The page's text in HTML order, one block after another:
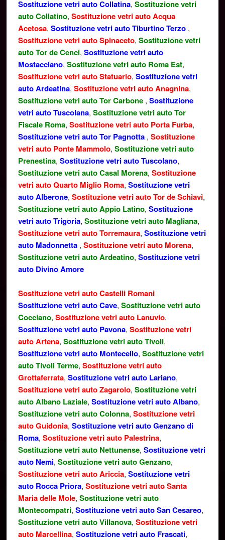
Sostituzione vetri auto Collatina, Sostituzione vetri
auto Collatino, Sostituzione vetri auto Acqua
Acetosa, Sostituzione vetri auto Tiburtino Terzo ,
Sostituzione vetri auto Spinaceto, Sostituzione vetri
auto Tor de Cenci, Sostituzione vetri auto
Mostacciano, Sostituzione vetri auto Roma Est,
Sostituzione vetri auto Statuario, Sostituzione vetri
auto Ardeatina, Sostituzione vetri auto Anagnina,
Sostituzione vetri auto Tor Carbone , Sostituzione
vetri auto Tuscolana, Sostituzione vetri auto Tor
Fiscale Roma, Sostituzione vetri auto Porta Furba,
Sostituzione vetri auto Tor Pagnotta , Sostituzione
vetri auto Ponte Mammolo, Sostituzione vetri auto
Prenestina, Sostituzione vetri auto Tuscolano,
Sostituzione vetri auto Casal Morena, Sostituzione
vetri auto Quarto Miglio Roma, Sostituzione vetri
auto Alberone, Sostituzione vetri auto Tor de Schiavi,
Sostituzione vetri auto Appio Latino, Sostituzione
vetri auto Trigoria, Sostituzione vetri auto Magliana,
Sostituzione vetri auto Torremaura, Sostituzione vetri
auto Madonnetta , Sostituzione vetri auto Morena,
Sostituzione vetri auto Ardeatino, Sostituzione vetri
auto Divino Amore
Sostituzione vetri auto Castelli Romani
Sostituzione vetri auto Cave, Sostituzione vetri auto
Cocciano, Sostituzione vetri auto Lanuvio,
Sostituzione vetri auto Pavona, Sostituzione vetri
auto Artena, Sostituzione vetri auto Tivoli,
Sostituzione vetri auto Montecelio, Sostituzione vetri
auto Tivoli Terme, Sostituzione vetri auto
Grottaferrata, Sostituzione vetri auto Lariano,
Sostituzione vetri auto Zagarolo, Sostituzione vetri
auto Albano Laziale, Sostituzione vetri auto Albano,
Sostituzione vetri auto Colonna, Sostituzione vetri
auto Guidonia, Sostituzione vetri auto Genzano di
Roma, Sostituzione vetri auto Palestrina,
Sostituzione vetri auto Nettunense, Sostituzione vetri
auto Nemi, Sostituzione vetri auto Genzano,
Sostituzione vetri auto Ariccia, Sostituzione vetri
auto Rocca Priora, Sostituzione vetri auto Santa
Maria delle Mole, Sostituzione vetri auto
Montecompatri, Sostituzione vetri auto San Cesareo,
Sostituzione vetri auto Villanova, Sostituzione vetri
auto Marcellina, Sostituzione vetri auto Frascati,